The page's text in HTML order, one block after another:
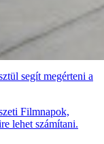
segít megérteni a
Filmnapok,
lehet számítani.